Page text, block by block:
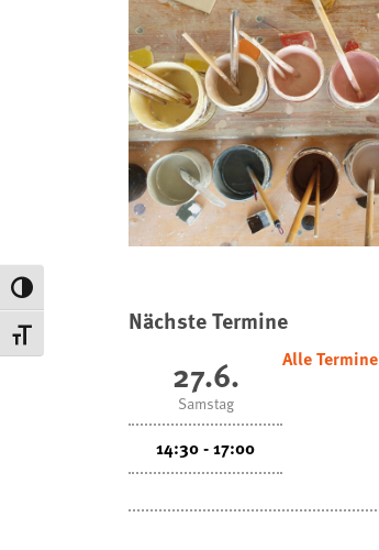
Umschalten auf hohe Kontraste
Schrift vergrößern
Nächste Termine
27.6.
Samstag
14:30 - 17:00
Alle Termine